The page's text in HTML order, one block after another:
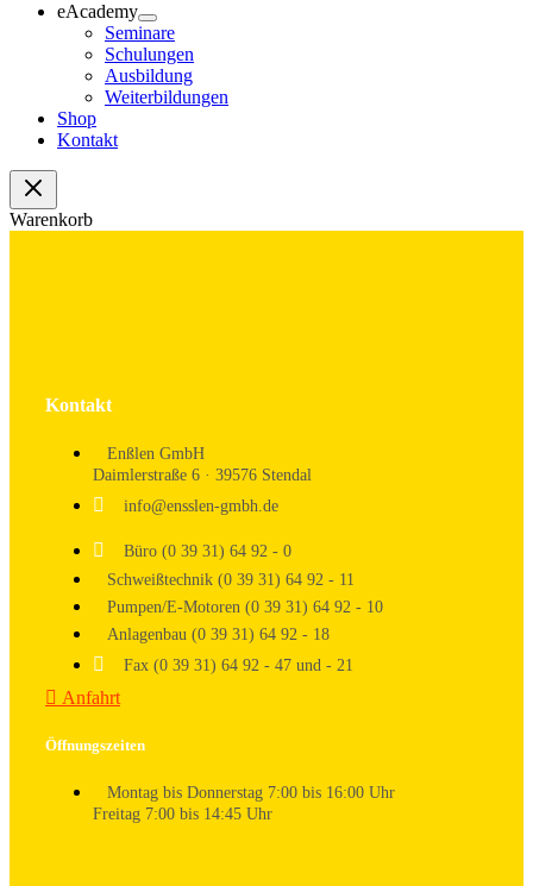
eAcademy
Seminare
Schulungen
Ausbildung
Weiterbildungen
Shop
Kontakt
Warenkorb
Kontakt
Enßlen GmbH
Daimlerstraße 6 · 39576 Stendal
info@ensslen-gmbh.de
Büro (0 39 31) 64 92 - 0
Schweißtechnik (0 39 31) 64 92 - 11
Pumpen/E-Motoren (0 39 31) 64 92 - 10
Anlagenbau (0 39 31) 64 92 - 18
Fax (0 39 31) 64 92 - 47 und - 21
Anfahrt
Öffnungszeiten
Montag bis Donnerstag 7:00 bis 16:00 Uhr
Freitag 7:00 bis 14:45 Uhr